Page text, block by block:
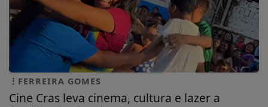
FERREIRA GOMES
Cine Cras leva cinema, cultura e lazer a